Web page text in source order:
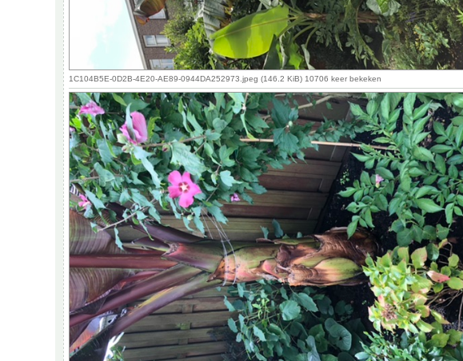
1C104B5E-0D2B-4E20-AE89-0944DA252973.jpeg (146.2 KiB) 10706 keer bekeken